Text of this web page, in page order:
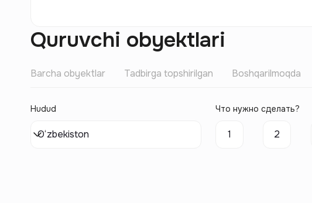
Quruvchi obyektlari
Barcha obyektlar Tadbirga topshirilgan Boshqarilmoqda
Hudud
O‘zbekiston
Что нужно сделать?
1 2